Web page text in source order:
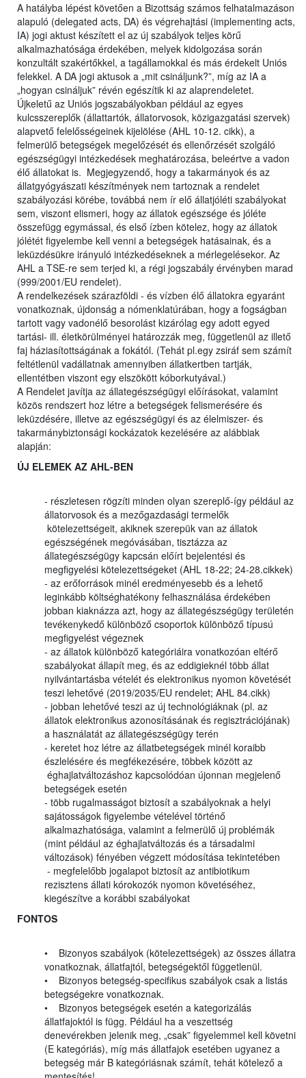
A hatályba lépést követően a Bizottság számos felhatalmazáson
alapuló (delegated acts, DA) és végrehajtási (implementing acts,
IA) jogi aktust készített el az új szabályok teljes körű
alkalmazhatósága érdekében, melyek kidolgozása során
konzultált szakértőkkel, a tagállamokkal és más érdekelt Uniós
felekkel. A DA jogi aktusok a „mit csináljunk?”, míg az IA a
„hogyan csináljuk” révén egészítik ki az alaprendeletet.
Újkeletű az Uniós jogszabályokban például az egyes
kulcsszereplők (állattartók, állatorvosok, közigazgatási szervek)
alapvető felelősségeinek kijelölése (AHL 10-12. cikk), a
felmerülő betegségek megelőzését és ellenőrzését szolgáló
egészségügyi intézkedések meghatározása, beleértve a vadon
élő állatokat is. Megjegyzendő, hogy a takarmányok és az
állatgyógyászati készítmények nem tartoznak a rendelet
szabályozási körébe, továbbá nem ír elő állatjóléti szabályokat
sem, viszont elismeri, hogy az állatok egészsége és jóléte
összefügg egymással, és első ízben kötelez, hogy az állatok
jólétét figyelembe kell venni a betegségek hatásainak, és a
leküzdésükre irányuló intézkedéseknek a mérlegelésekor. Az
AHL a TSE-re sem terjed ki, a régi jogszabály érvényben marad
(999/2001/EU rendelet).
A rendelkezések szárazföldi - és vízben élő állatokra egyaránt
vonatkoznak, újdonság a nómenklatúrában, hogy a fogságban
tartott vagy vadonélő besorolást kizárólag egy adott egyed
tartási- ill. életkörülményei határozzák meg, függetlenül az illető
faj háziasítottságának a fokától. (Tehát pl.egy zsiráf sem számít
feltétlenül vadállatnak amennyiben állatkertben tartják,
ellentétben viszont egy elszökött kóborkutyával.)
A Rendelet javítja az állategészségügyi előírásokat, valamint
közös rendszert hoz létre a betegségek felismerésére és
leküzdésére, illetve az egészségügyi és az élelmiszer- és
takarmánybiztonsági kockázatok kezelésére az alábbiak
alapján:
ÚJ ELEMEK AZ AHL-BEN
- részletesen rögzíti minden olyan szereplő-így például az
állatorvosok és a mezőgazdasági termelők
kötelezettségeit, akiknek szerepük van az állatok
egészségének megóvásában, tisztázza az
állategészségügy kapcsán előírt bejelentési és
megfigyelési kötelezettségeket (AHL 18-22; 24-28.cikkek)
- az erőforrások minél eredményesebb és a lehető
leginkább költséghatékony felhasználása érdekében
jobban kiaknázza azt, hogy az állategészségügy területén
tevékenykedő különböző csoportok különböző típusú
megfigyelést végeznek
- az állatok különböző kategóriáira vonatkozóan eltérő
szabályokat állapít meg, és az eddigieknél több állat
nyilvántartásba vételét és elektronikus nyomon követését
teszi lehetővé (2019/2035/EU rendelet; AHL 84.cikk)
- jobban lehetővé teszi az új technológiáknak (pl. az
állatok elektronikus azonosításának és regisztrációjának)
a használatát az állategészségügy terén
- keretet hoz létre az állatbetegségek minél koraibb
észlelésére és megfékezésére, többek között az
éghajlatváltozáshoz kapcsolódóan újonnan megjelenő
betegségek esetén
- több rugalmasságot biztosít a szabályoknak a helyi
sajátosságok figyelembe vételével történő
alkalmazhatósága, valamint a felmerülő új problémák
(mint például az éghajlatváltozás és a társadalmi
változások) fényében végzett módosítása tekintetében
- megfelelőbb jogalapot biztosít az antibiotikum
rezisztens állati kórokozók nyomon követéséhez,
kiegészítve a korábbi szabályokat
FONTOS
• Bizonyos szabályok (kötelezettségek) az összes állatra
vonatkoznak, állatfajtól, betegségektől függetlenül.
• Bizonyos betegség-specifikus szabályok csak a listás
betegségekre vonatkoznak.
• Bizonyos betegségek esetén a kategorizálás
állatfajoktól is függ. Például ha a veszettség
denevérekben jelenik meg, „csak” figyelemmel kell követni
(E kategóriás), míg más állatfajok esetében ugyanez a
betegség már B kategóriásnak számít, tehát kötelező a